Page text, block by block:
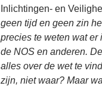
Inlichtingen- en
geen tijd en geen zin
precies te weten wat er
de NOS en anderen.
alles over de wet te
zijn, niet waar? Maar